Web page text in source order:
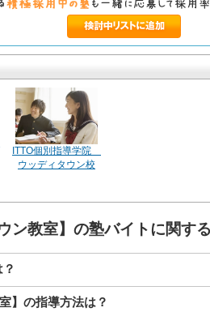
ITTO個別指導学院
ウッディタウン校
教室】の塾バイトに関す
】の指導方法は？